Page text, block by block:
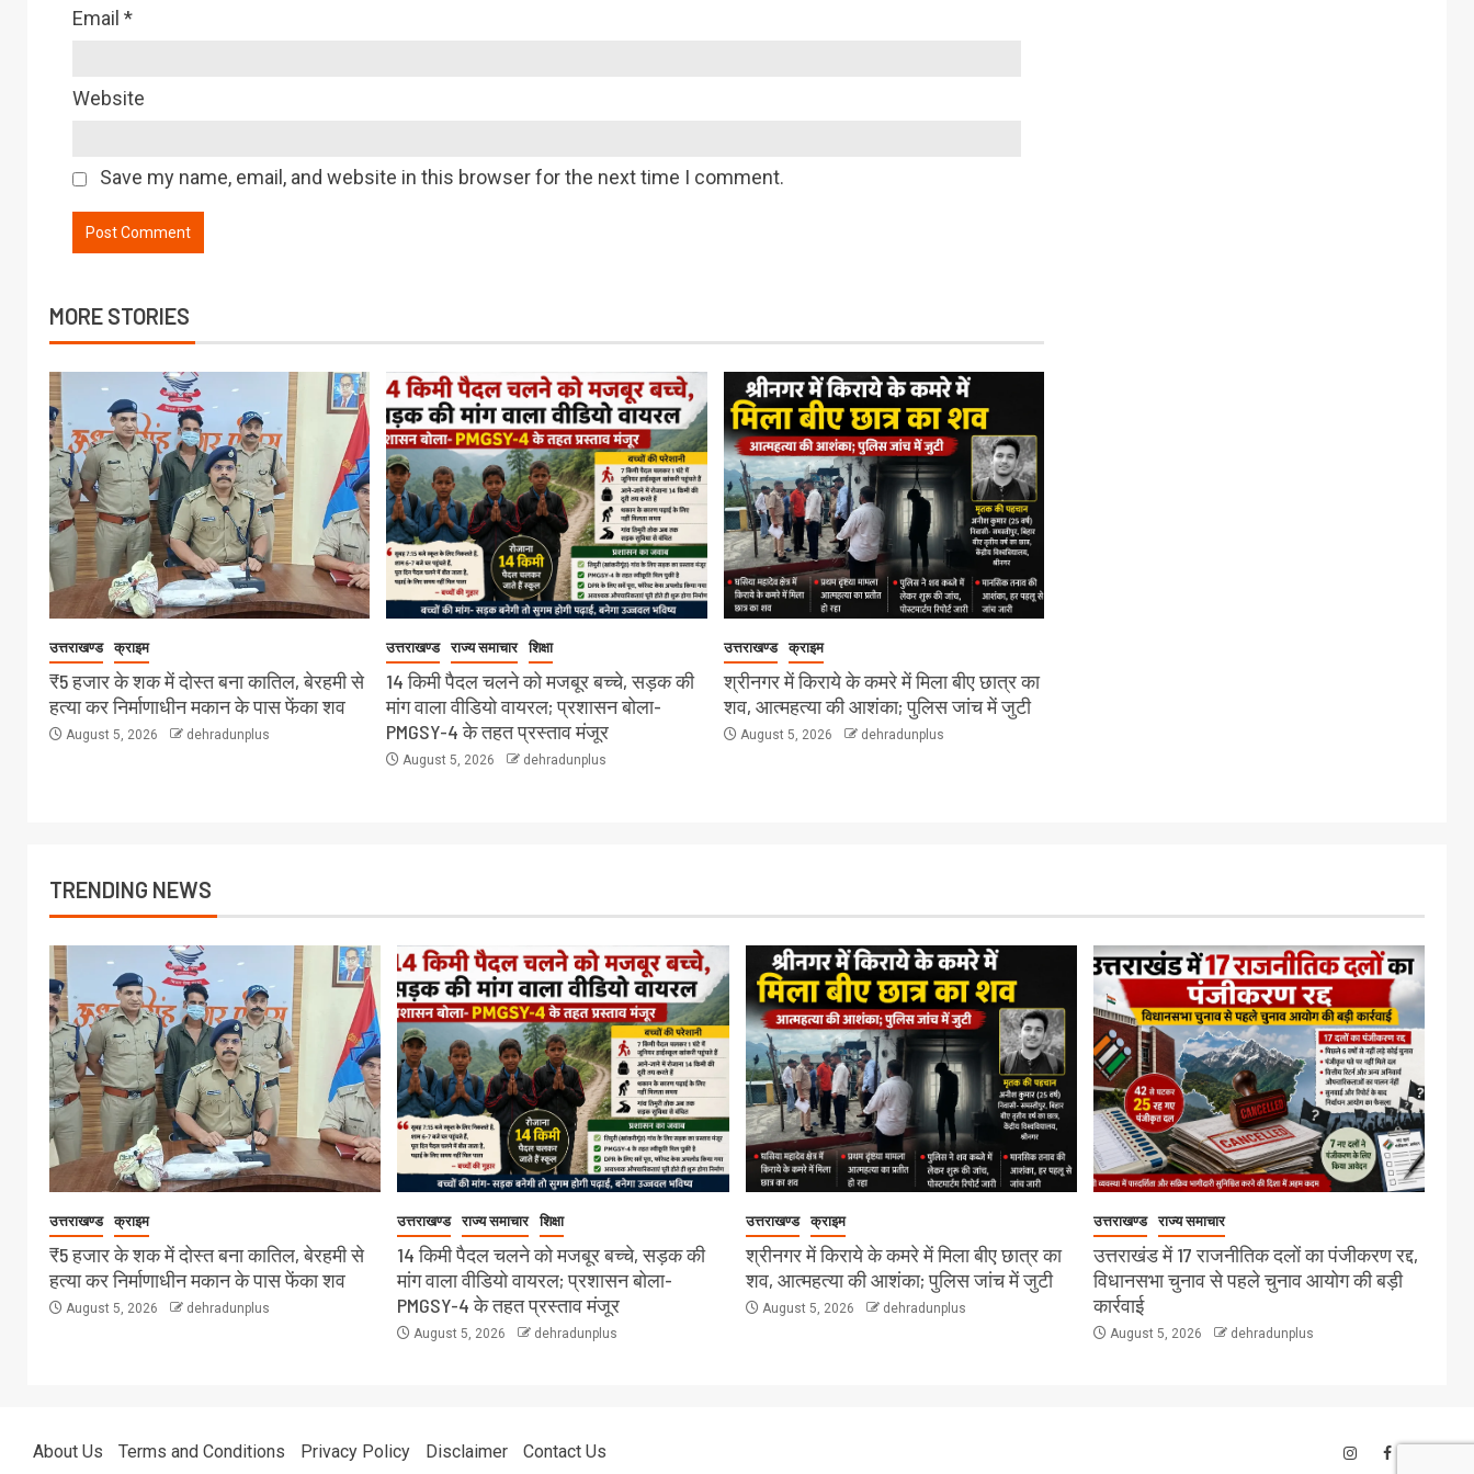
Email *
Website
Save my name, email, and website in this browser for the next time I comment.
MORE STORIES
उत्तराखण्ड क्राइम
₹5 हजार के शक में दोस्त बना कातिल, बेरहमी से
हत्या कर निर्माणाधीन मकान के पास फेंका शव
August 5, 2026 dehradunplus
उत्तराखण्ड राज्य समाचार शिक्षा
14 किमी पैदल चलने को मजबूर बच्चे, सड़क की
मांग वाला वीडियो वायरल; प्रशासन बोला-
PMGSY-4 के तहत प्रस्ताव मंजूर
August 5, 2026 dehradunplus
उत्तराखण्ड क्राइम
श्रीनगर में किराये के कमरे में मिला बीए छात्र का
शव, आत्महत्या की आशंका; पुलिस जांच में जुटी
August 5, 2026 dehradunplus
TRENDING NEWS
उत्तराखण्ड क्राइम
₹5 हजार के शक में दोस्त बना कातिल, बेरहमी से
हत्या कर निर्माणाधीन मकान के पास फेंका शव
August 5, 2026 dehradunplus
उत्तराखण्ड राज्य समाचार शिक्षा
14 किमी पैदल चलने को मजबूर बच्चे, सड़क की
मांग वाला वीडियो वायरल; प्रशासन बोला-
PMGSY-4 के तहत प्रस्ताव मंजूर
August 5, 2026 dehradunplus
उत्तराखण्ड क्राइम
श्रीनगर में किराये के कमरे में मिला बीए छात्र का
शव, आत्महत्या की आशंका; पुलिस जांच में जुटी
August 5, 2026 dehradunplus
उत्तराखण्ड राज्य समाचार
उत्तराखंड में 17 राजनीतिक दलों का पंजीकरण रद्द,
विधानसभा चुनाव से पहले चुनाव आयोग की बड़ी
कार्रवाई
August 5, 2026 dehradunplus
About Us Terms and Conditions Privacy Policy Disclaimer Contact Us